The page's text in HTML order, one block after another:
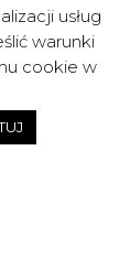
usług
warunki
cookie w